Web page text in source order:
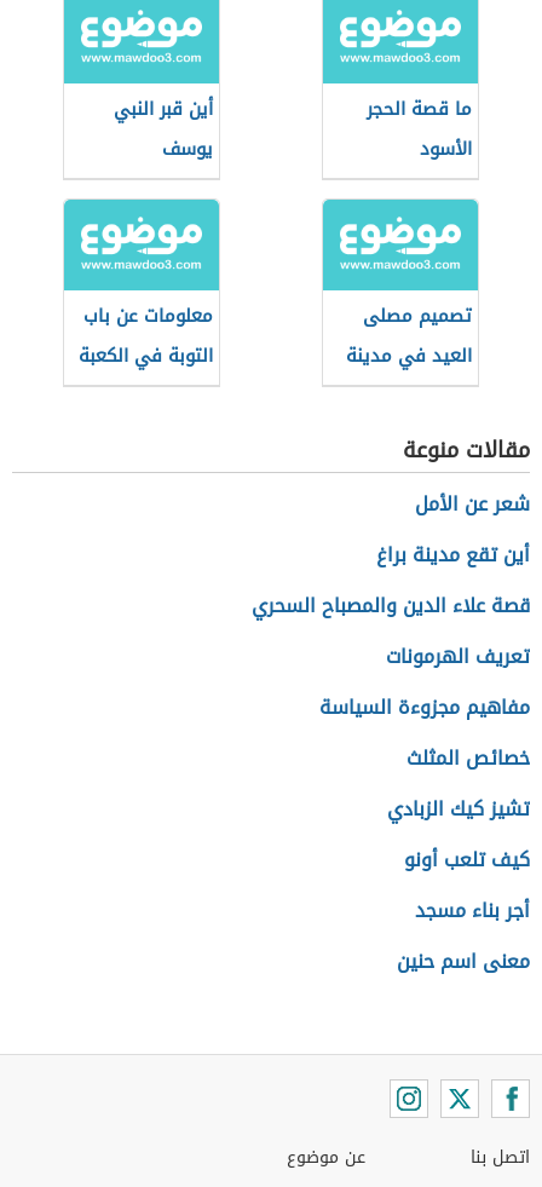
ما قصة الحجر
الأسود
أين قبر النبي
يوسف
تصميم مصلى
العيد في مدينة
المهدية
معلومات عن باب
التوبة في الكعبة
مقالات منوعة
شعر عن الأمل
أين تقع مدينة براغ
قصة علاء الدين والمصباح السحري
تعريف الهرمونات
مفاهيم مجزوءة السياسة
خصائص المثلث
تشيز كيك الزبادي
كيف تلعب أونو
أجر بناء مسجد
معنى اسم حنين
اتصل بنا عن موضوع